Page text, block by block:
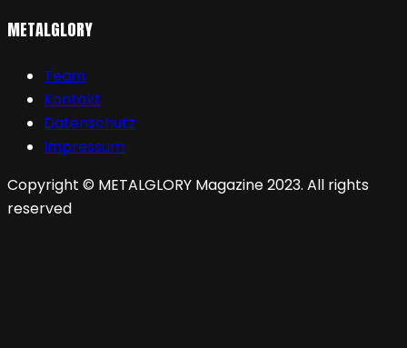
METALGLORY
Team
Kontakt
Datenschutz
Impressum
Copyright © METALGLORY Magazine 2023. All rights
reserved